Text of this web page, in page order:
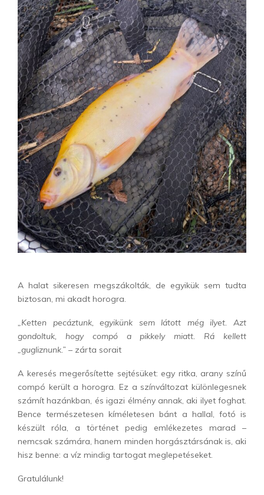
A halat sikeresen megszákolták, de egyikük sem tudta
biztosan, mi akadt horogra.
„Ketten pecáztunk, egyikünk sem látott még ilyet. Azt
gondoltuk, hogy compó a pikkely miatt. Rá kellett
„gugliznunk.” – zárta sorait
A keresés megerősítette sejtésüket: egy ritka, arany színű
compó került a horogra. Ez a színváltozat különlegesnek
számít hazánkban, és igazi élmény annak, aki ilyet foghat.
Bence természetesen kíméletesen bánt a hallal, fotó is
készült róla, a történet pedig emlékezetes marad –
nemcsak számára, hanem minden horgásztársának is, aki
hisz benne: a víz mindig tartogat meglepetéseket.
Gratulálunk!